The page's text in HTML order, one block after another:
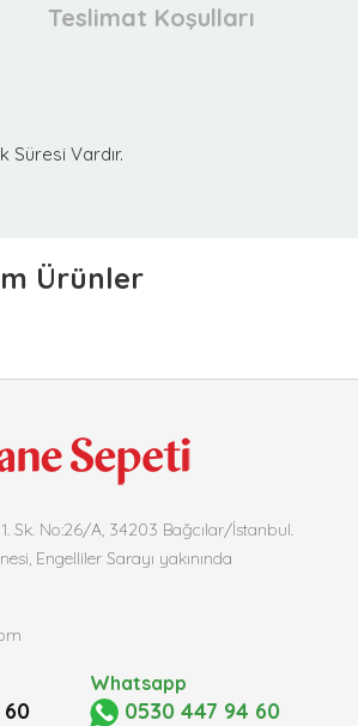
Teslimat Koşulları
Süresi Vardır.
Ürünler
Sk. No:26/A, 34203 Bağcılar/İstanbul.
Engelliler Sarayı yakınında
60
Whatsapp
0530 447 94 60